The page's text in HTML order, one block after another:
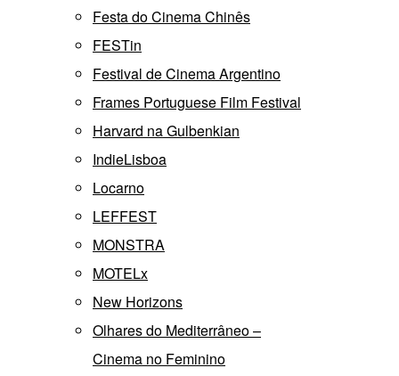
Festa do Cinema Chinês
FESTin
Festival de Cinema Argentino
Frames Portuguese Film Festival
Harvard na Gulbenkian
IndieLisboa
Locarno
LEFFEST
MONSTRA
MOTELx
New Horizons
Olhares do Mediterrâneo –
Cinema no Feminino